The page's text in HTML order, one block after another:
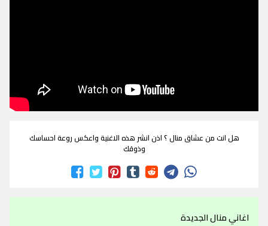
هل انت من عشاق منال ؟ اذن انشر هذه الاغنية واعكس روعة احساسك
وذوقك
اغاني منال الجديدة